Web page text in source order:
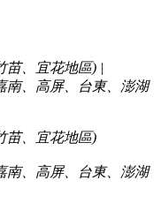
苗、宜花地區) |
南、高屏、台東、澎湖
苗、宜花地區)
南、高屏、台東、澎湖